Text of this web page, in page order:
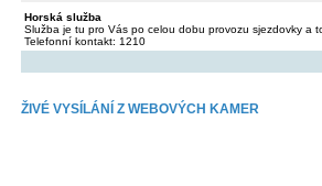
Horská služba
Služba je tu pro Vás po celou dobu provozu sjezdovky a
Telefonní kontakt: 1210
ŽIVÉ VYSÍLÁNÍ Z WEBOVÝCH KAMER